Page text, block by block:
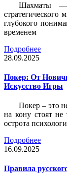
Шахматы —
глубокого
временем
Подробнее
28.09.2025
Покер: От
Искусство Игры
Покер – это
на кону стоят не
острота
Подробнее
16.09.2025
Правила